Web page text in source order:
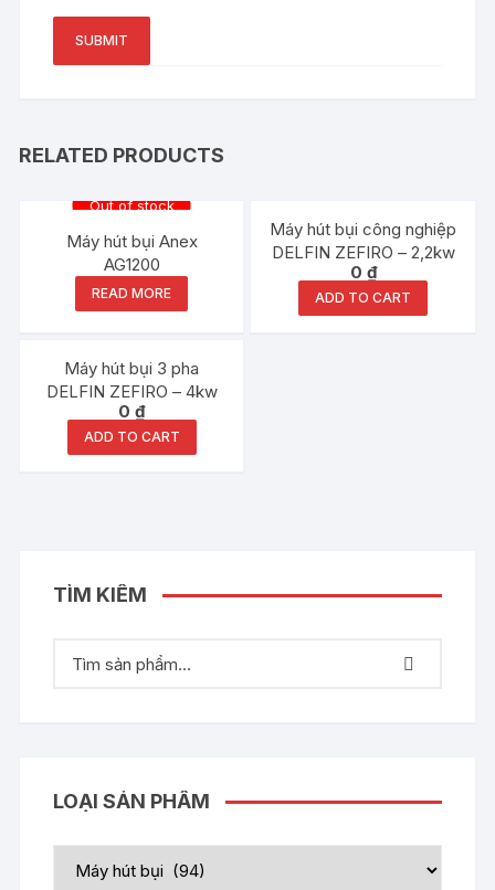
RELATED PRODUCTS
Out of stock
Máy hút bụi Anex
AG1200
READ MORE
Máy hút bụi công nghiệp
DELFIN ZEFIRO – 2,2kw
0 ₫
ADD TO CART
Máy hút bụi 3 pha
DELFIN ZEFIRO – 4kw
0₫
ADD TO CART
TÌM KIẾM
LOẠI SẢN PHẨM